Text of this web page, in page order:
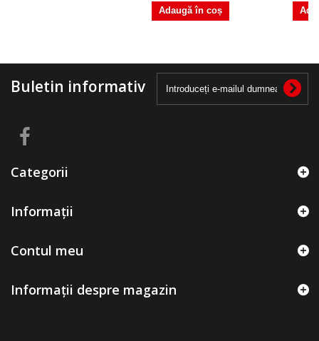
Adaugă în coș
Buletin informativ
Categorii
Informații
Contul meu
Informații despre magazin